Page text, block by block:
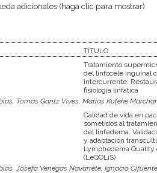
adicionales (haga clic para mostrar)
TÍTULO
Tratamiento
del linfocele inguinal
intercurrente:
fisiología linfática
Tomás Gantz Vives, Matías Kufeke
Calidad de vida en
sometidos al
del linfedema.
y adaptación
Lymphedema Quality
(LeQOLiS)
Josefa Venegas Navarrete, Ignacio